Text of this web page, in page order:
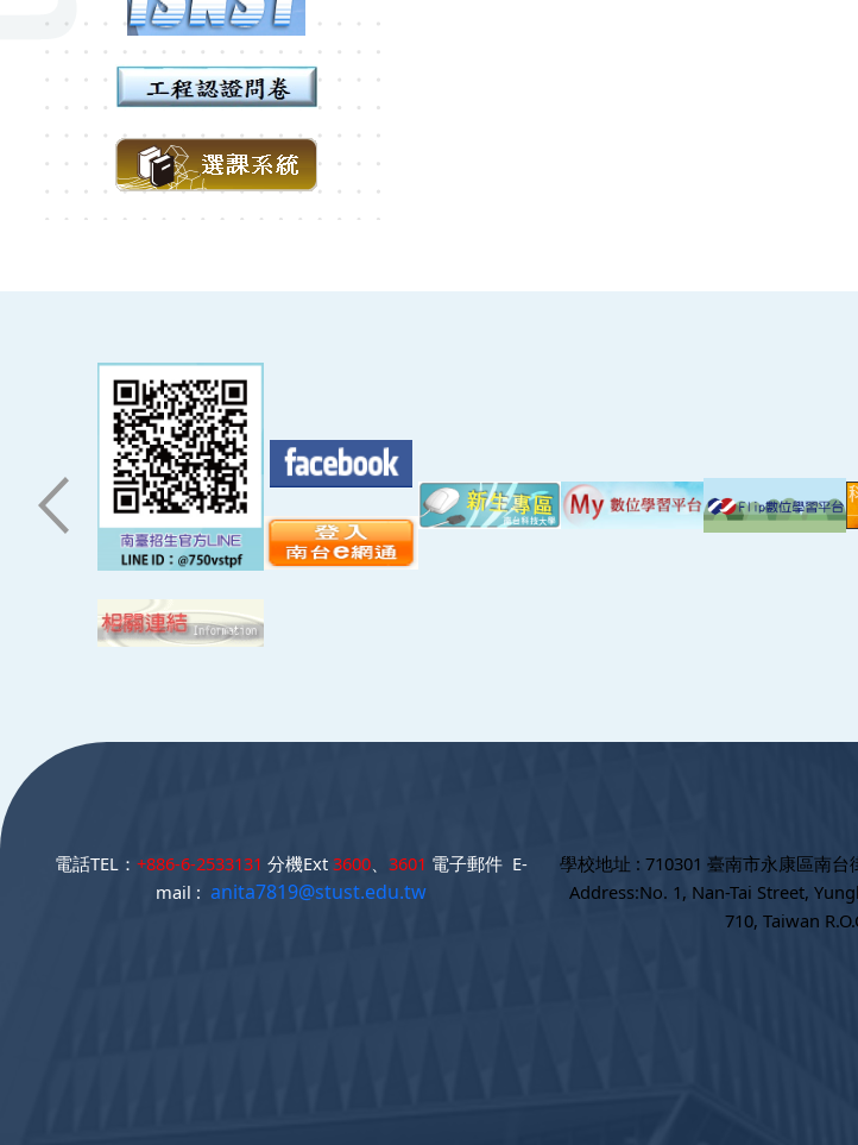
電話TEL：+886-6-2533131 分機Ext3600、3601 電子郵件 E-
mail :anita7819@stust.edu.tw
學校地址 : 710301 臺南市永康區南台
Address:No. 1, Nan-Tai Street,
710, Taiwan